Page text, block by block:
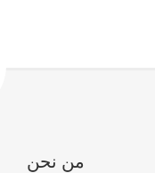
من نحن